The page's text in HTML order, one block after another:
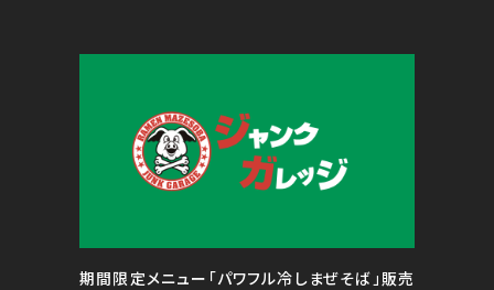
期間限定メニュー「パワフル冷しまぜそば」販売